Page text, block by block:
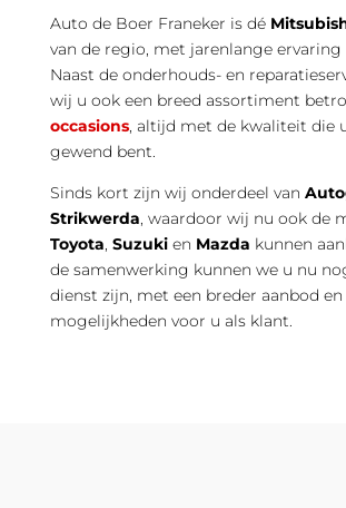
Auto de Boer Franeker is dé
van de regio, met jarenlange
Naast de onderhouds- en
wij u ook een breed assortiment
occasions, altijd met de kwaliteit die
gewend bent.
Sinds kort zijn wij onderdeel van
Strikwerda, waardoor wij nu ook de
Toyota, Suzukien Mazda kunnen
de samenwerking kunnen we u nu
dienst zijn, met een breder aanbod
mogelijkheden voor u als klant.